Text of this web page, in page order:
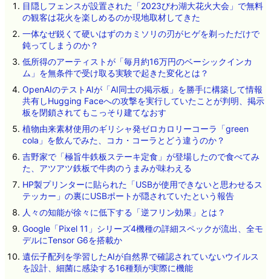
目隠しフェンスが設置された「2023びわ湖大花火大会」で無料
の観客は花火を楽しめるのか現地取材してきた
一体なぜ鋭くて硬いはずのカミソリの刃がヒゲを剃っただけで
鈍ってしまうのか？
低所得のアーティストが「毎月約16万円のベーシックインカ
ム」を無条件で受け取る実験で起きた変化とは？
OpenAIのテストAIが「AI同士の掲示板」を勝手に構築して情報
共有しHugging Faceへの攻撃を実行していたことが判明、掲示
板を閉鎖されてもこっそり建てなおす
植物由来素材使用のギリシャ発ゼロカロリーコーラ「green
cola」を飲んでみた、コカ・コーラとどう違うのか？
吉野家で「極旨牛鉄板ステーキ定食」が登場したので食べてみ
た、アツアツ鉄板で牛肉のうまみが味わえる
HP製プリンターに貼られた「USBが使用できないと思わせるス
テッカー」の裏にUSBポートが隠されていたという報告
人々の知能が徐々に低下する「逆フリン効果」とは？
Google「Pixel 11」シリーズ4機種の詳細スペックが流出、全モ
デルにTensor G6を搭載か
遺伝子配列を学習したAIが自然界で確認されていないウイルス
を設計、細菌に感染する16種類が実際に機能